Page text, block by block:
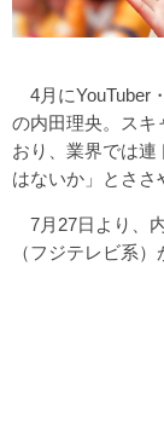
4月にYouTuber
の内田理央。スキ
おり、業界では
はないか」とささ
7月27日より、
（フジテレビ系）